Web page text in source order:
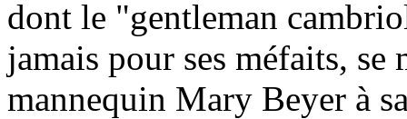
dont le "gentleman
jamais pour ses méfaits,
mannequin Mary Beyer à